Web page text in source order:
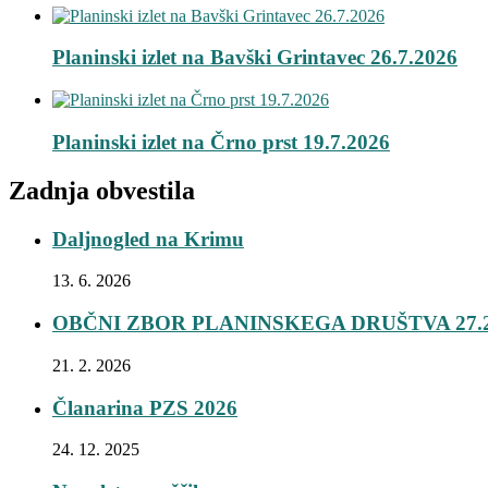
Planinski izlet na Bavški Grintavec 26.7.2026
Planinski izlet na Črno prst 19.7.2026
Zadnja obvestila
Daljnogled na Krimu
13. 6. 2026
OBČNI ZBOR PLANINSKEGA DRUŠTVA
21. 2. 2026
Članarina PZS 2026
24. 12. 2025